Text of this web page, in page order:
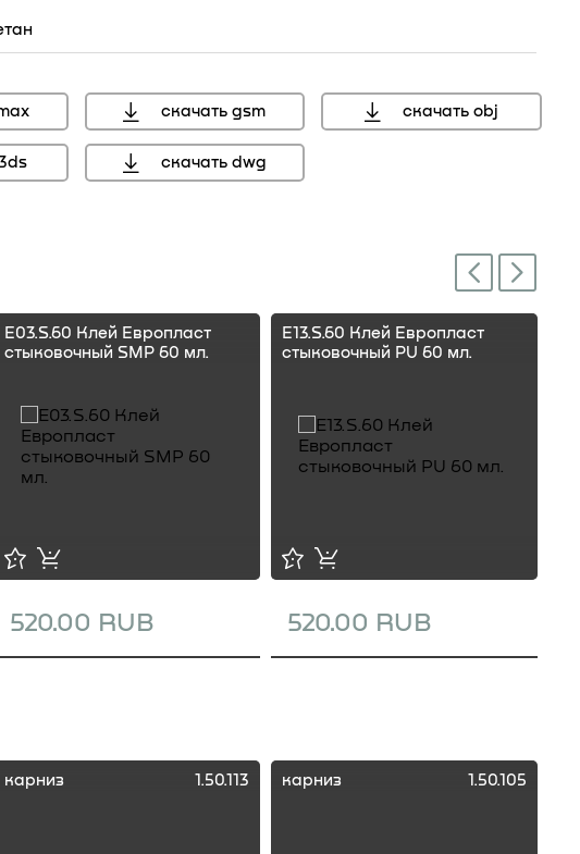
скачать gsm скачать obj
скачать dwg
Previous
E03.S.60 Клей Европласт
стыковочный SMP 60 мл.
520.00 RUB
E13.S.60 Клей Европласт
стыковочный PU 60 мл.
520.00 RUB
Next
карниз 1.50.113 карниз 1.50.105